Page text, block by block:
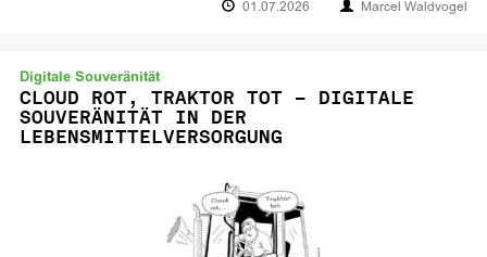
01.07.2026 Marcel Waldvogel
Digitale Souveränität
CLOUD ROT, TRAKTOR TOT – DIGITALE
SOUVERÄNITÄT IN DER
LEBENSMITTELVERSORGUNG